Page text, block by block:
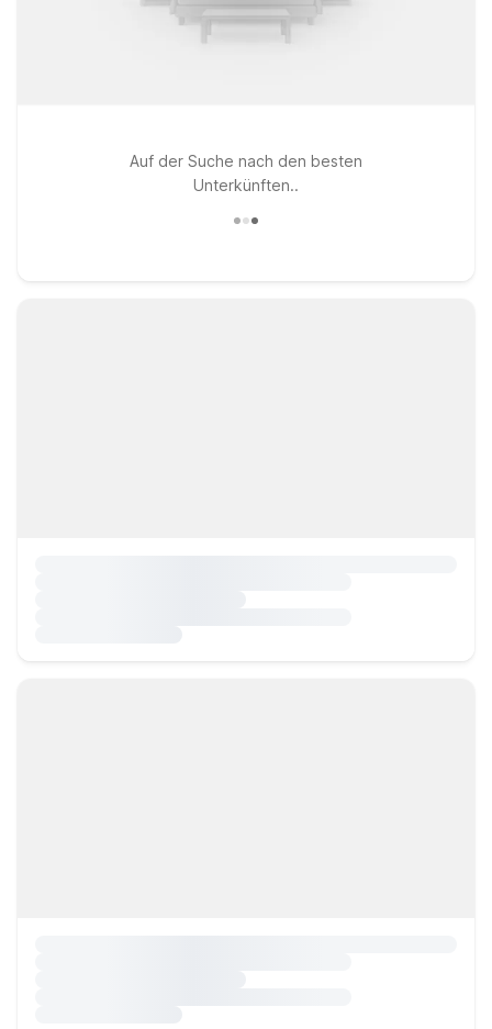
Auf der Suche nach den besten
Unterkünften..